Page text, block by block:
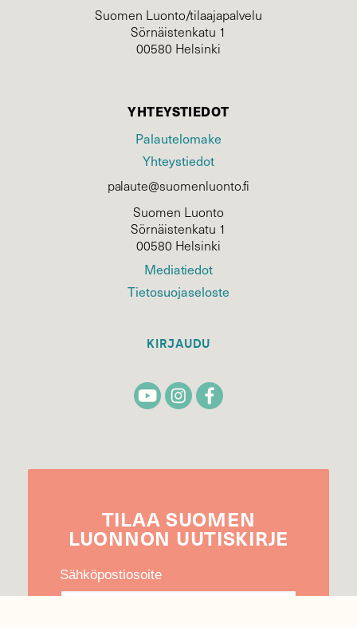
Suomen Luonto/tilaajapalvelu
Sörnäistenkatu 1
00580 Helsinki
YHTEYSTIEDOT
Palautelomake
Yhteystiedot
palaute@suomenluonto.fi
Suomen Luonto
Sörnäistenkatu 1
00580 Helsinki
Mediatiedot
Tietosuojaseloste
KIRJAUDU
TILAA SUOMEN
LUONNON UUTIS­KIRJE
Sähköpostiosoite